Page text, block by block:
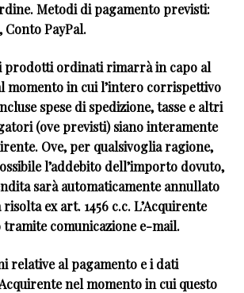
Metodi di pagamento previsti:
PayPal.
prodotti ordinati rimarrà in capo al
momento in cui l’intero corrispettivo
spese di spedizione, tasse e altri
(ove previsti) siano interamente
Ove, per qualsivoglia ragione,
l’addebito dell’importo dovuto,
sarà automaticamente annullato
ex art. 1456 c.c. L’Acquirente
comunicazione e-mail.
relative al pagamento e i dati
nel momento in cui questo